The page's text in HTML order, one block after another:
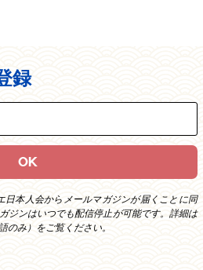
録
日本人会からメールマガジンが届くことに同
ジンはいつでも配信停止が可能です。詳細は
のみ）をご覧ください。